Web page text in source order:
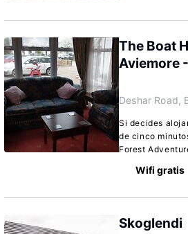
The Boat
Aviemore
Deshar Road,
Si decides
de cinco
Forest
Wifi gratis
Skoglendi